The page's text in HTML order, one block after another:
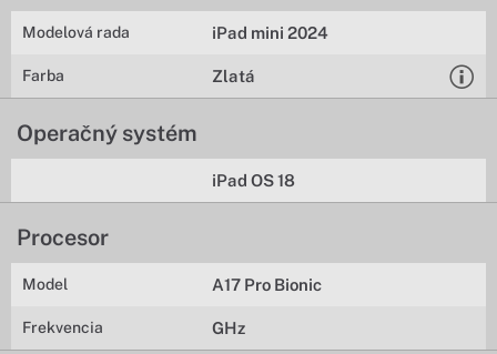
Modelová rada iPad mini 2024
Farba Zlatá
Operačný systém
iPad OS 18
Procesor
Model A17 Pro Bionic
Frekvencia GHz